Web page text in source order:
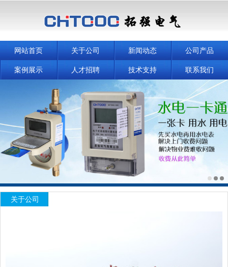
网站首页 关于公司 新闻动态 公司产品
案例展示 人才招聘 技术支持 联系我们
关于公司